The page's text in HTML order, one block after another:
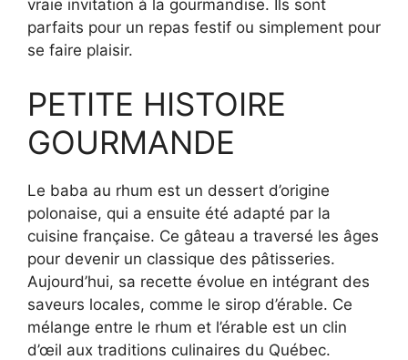
vraie invitation à la gourmandise. Ils sont
parfaits pour un repas festif ou simplement pour
se faire plaisir.
PETITE HISTOIRE
GOURMANDE
Le baba au rhum est un dessert d’origine
polonaise, qui a ensuite été adapté par la
cuisine française. Ce gâteau a traversé les âges
pour devenir un classique des pâtisseries.
Aujourd’hui, sa recette évolue en intégrant des
saveurs locales, comme le sirop d’érable. Ce
mélange entre le rhum et l’érable est un clin
d’œil aux traditions culinaires du Québec.